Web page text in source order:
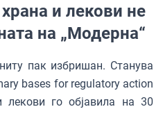
и лекови не
на „Модерна“
пак избришан. Станува
bases for regulatory action
лекови го објавила на 30